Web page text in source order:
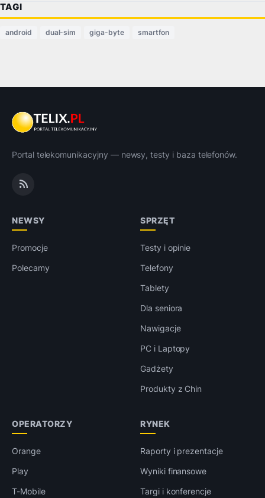
TAGI
android dual-sim giga-byte smartfon
Portal telekomunikacyjny — newsy, testy i baza telefonów.
NEWSY
Promocje
Polecamy
SPRZĘT
Testy i opinie
Telefony
Tablety
Dla seniora
Nawigacje
PC i Laptopy
Gadżety
Produkty z Chin
OPERATORZY
Orange
Play
T-Mobile
RYNEK
Raporty i prezentacje
Wyniki finansowe
Targi i konferencje